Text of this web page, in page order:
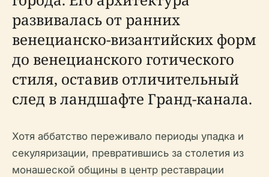
развивалась от ранних
венецианско-византийских форм
до венецианского готического
стиля, оставив отличительный
след в ландшафте Гранд-канала.
Хотя аббатство переживало периоды упадка и
секуляризации, превратившись за столетия из
монашеской общины в центр реставрации